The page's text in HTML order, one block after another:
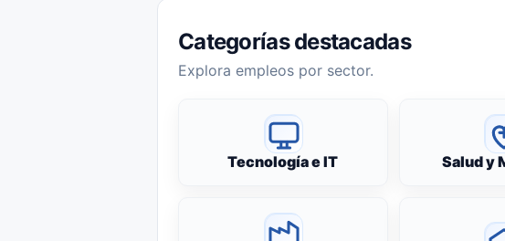
Categorías destacadas
Explora empleos por sector.
Tecnología e IT Salud y